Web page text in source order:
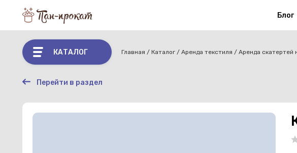
Блог
КАТАЛОГ Главная Каталог Аренда текстиля Аренда скатертей
Перейти в раздел